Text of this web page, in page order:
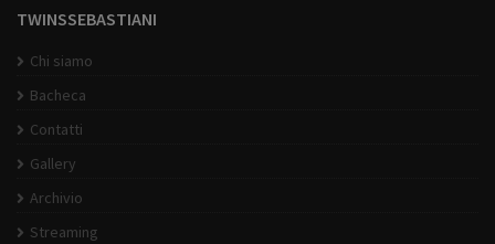
TWINSSEBASTIANI
Chi siamo
Bacheca
Contatti
Gallery
Archivio
Streaming